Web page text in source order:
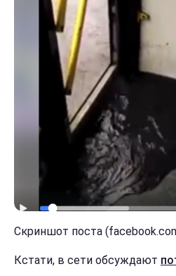
Скриншот поста
Кстати, в сети обсуждают